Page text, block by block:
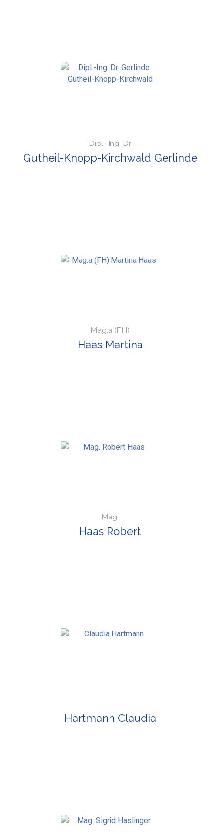
Dipl.-Ing. Dr.
Gutheil-Knopp-Kirchwald Gerlinde
Mag.a (FH)
Haas Martina
Mag.
Haas Robert
Hartmann Claudia